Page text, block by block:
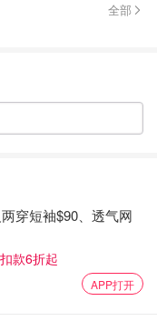
全部
穿短袖$90、透气网
款6折起
APP打开